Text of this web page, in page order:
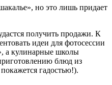
но это лишь придает
получить продажи. К
идеи для фотосессии
а кулинарные школы
блюд из
гадостью!).